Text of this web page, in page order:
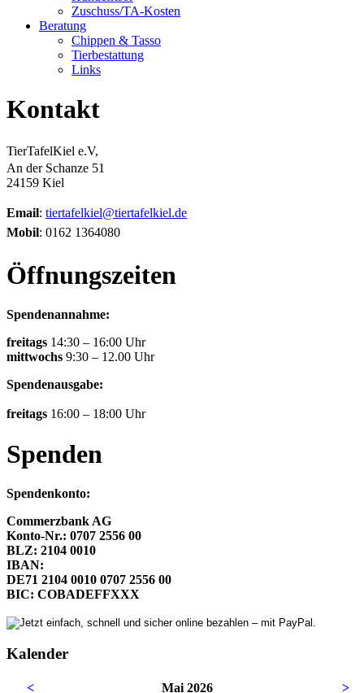
Zuschuss/TA-Kosten
Beratung
Chippen & Tasso
Tierbestattung
Links
Kontakt
TierTafelKiel e.V,
An der Schanze 51
24159 Kiel
Email: tiertafelkiel@tiertafelkiel.de
Mobil: 0162 1364080
Öffnungszeiten
Spendenannahme:
freitags 14:30 – 16:00 Uhr
mittwochs 9:30 – 12.00 Uhr
Spendenausgabe:
freitags 16:00 – 18:00 Uhr
Spenden
Spendenkonto:
Commerzbank AG
Konto-Nr.: 0707 2556 00
BLZ: 2104 0010
IBAN:
DE71 2104 0010 0707 2556 00
BIC: COBADEFFXXX
Kalender
< Mai 2026 >